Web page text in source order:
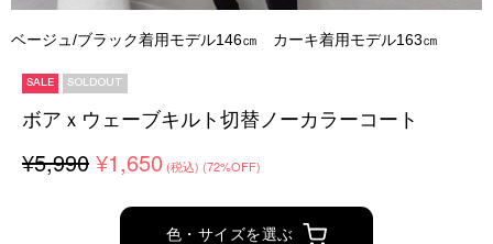
ベージュ/ブラック着用モデル146㎝ カーキ着用モデル163㎝
SALE SOLDOUT
ボアｘウェーブキルト切替ノーカラーコート
¥5,990 ¥1,650 (税込) (72%OFF)
色・サイズを選ぶ